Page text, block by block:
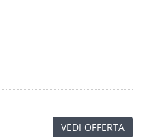
VEDI OFFERTA